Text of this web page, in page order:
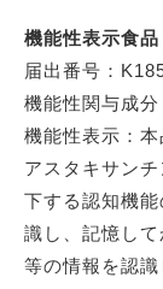
機能性表示食品
届出番号：
機能性関与成
機能性表示：本
アスタキサン
下する認知機
識し、記憶し
等の情報を認